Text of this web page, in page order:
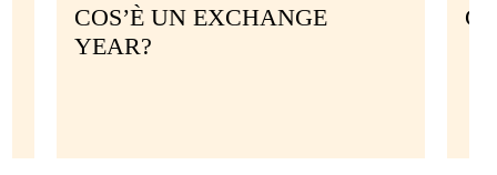
COS’È UN EXCHANGE
YEAR?